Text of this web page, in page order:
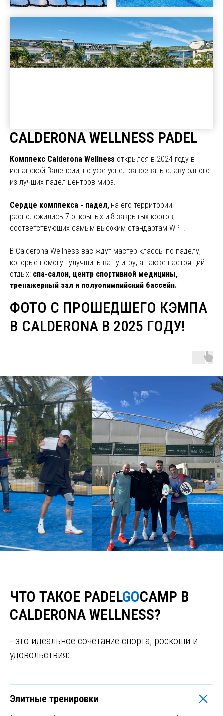
CALDERONA WELLNESS PADEL
Комплекс Calderona Wellness открылся в 2024 году в
испанской Валенсии, но уже успел завоевать славу одного
из лучших падел-центров мира.
Сердце комплекса - падел, на его территории
расположились 7 открытых и 8 закрытых кортов,
соответствующих самым высоким стандартам WPT.
В Calderona Wellness вас ждут мастер-классы по паделу,
которые помогут улучшить вашу игру, а также настоящий
отдых: спа-салон, центр спортивной медицины,
тренажерный зал и полуолимпийский бассейн.
ФОТО С ПРОШЕДШЕГО КЭМПА
В CALDERONA В 2025 ГОДУ!
ЧТО ТАКОЕ PADELGOCAMP В
CALDERONA WELLNESS?
- это идеальное сочетание спорта, роскоши и
удовольствия:
Элитные тренировки